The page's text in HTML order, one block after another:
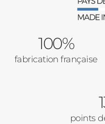
100%
fabrication française
points